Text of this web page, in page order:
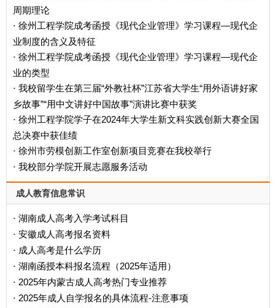
周期理论
· 徐州工程学院成考函授《现代企业管理》学习课程—现代企
业制度的含义及特征
· 徐州工程学院成考函授《现代企业管理》学习课程—现代企
业的类型
· 我校留学生在第三届“外教社杯”江苏省大学生“用外语讲好家
乡故事”“用中文讲好中国故事”演讲比赛中获奖
· 徐州工程学院学子在2024年大学生新文科实践创新大赛全国
总决赛中获佳绩
· 徐州市劳模创新工作室创新项目竞赛在我校举行
· 我校部分学院开展志愿服务活动
成人教育信息常识
· 湖南成人高考入学考试科目
· 安徽成人高考报名资料
· 成人高考是什么学历
· ‌湖南函授本科报名流程（2025年适用）‌
· 2025年内蒙古成人高考热门专业推荐
· 2025年成人自学报名的具体流程-注意事项